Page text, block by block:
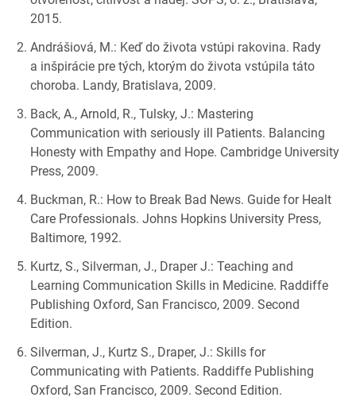
2015.
Andrášiová, M.: Keď do života vstúpi rakovina. Rady
a inšpirácie pre tých, ktorým do života vstúpila táto
choroba. Landy, Bratislava, 2009.
Back, A., Arnold, R., Tulsky, J.: Mastering
Communication with seriously ill Patients. Balancing
Honesty with Empathy and Hope. Cambridge University
Press, 2009.
Buckman, R.: How to Break Bad News. Guide for Healt
Care Professionals. Johns Hopkins University Press,
Baltimore, 1992.
Kurtz, S., Silverman, J., Draper J.: Teaching and
Learning Communication Skills in Medicine. Raddiffe
Publishing Oxford, San Francisco, 2009. Second
Edition.
Silverman, J., Kurtz S., Draper, J.: Skills for
Communicating with Patients. Raddiffe Publishing
Oxford, San Francisco, 2009. Second Edition.